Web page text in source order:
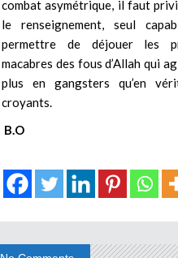
combat asymétrique, il faut
le renseignement, seul
permettre de déjouer les
macabres des fous d’Allah qui
plus en gangsters qu’en
croyants.
B. O